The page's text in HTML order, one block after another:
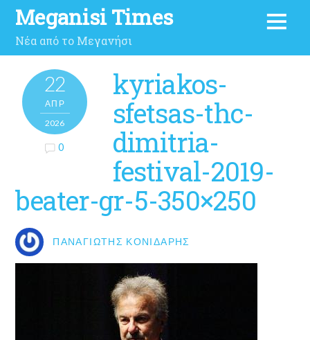
Meganisi Times
Νέα από το Μεγανήσι
22
ΑΠΡ
2026
0
kyriakos-
sfetsas-thc-
dimitria-
festival-2019-
beater-gr-5-350×250
ΠΑΝΑΓΙΏΤΗΣ ΚΟΝΙΔΆΡΗΣ